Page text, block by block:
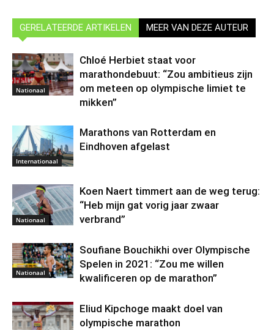
GERELATEERDE ARTIKELEN MEER VAN DEZE AUTEUR
Nationaal
Chloé Herbiet staat voor
marathondebuut: “Zou ambitieus zijn
om meteen op olympische limiet te
mikken”
Internationaal
Marathons van Rotterdam en
Eindhoven afgelast
Nationaal
Koen Naert timmert aan de weg terug:
“Heb mijn gat vorig jaar zwaar
verbrand”
Nationaal
Soufiane Bouchikhi over Olympische
Spelen in 2021: “Zou me willen
kwalificeren op de marathon”
Eliud Kipchoge maakt doel van
olympische marathon